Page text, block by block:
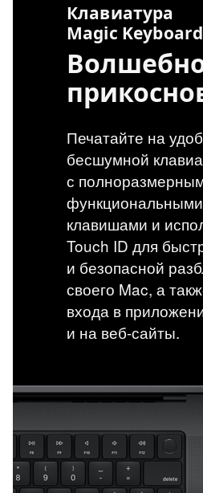
Клавиатура
Magic Keyboard
Печатайте на
бесшумной
с
функциональными
клавишами и
Touch ID для
и безопасной
своего Mac, а
входа в
и на веб-сайты.